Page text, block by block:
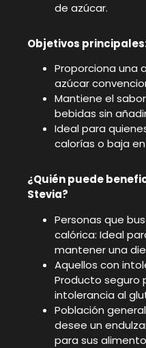
de azúcar.
Objetivos
Proporciona una
azúcar
Mantiene el
bebidas sin
Ideal para
calorías o baja
¿Quién puede
Stevia?
Personas que
calórica: Ideal
mantener una
Aquellos con
Producto seguro
intolerancia al
Población
desee un
para sus